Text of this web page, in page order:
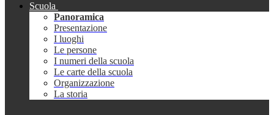
Scuola
Panoramica
Presentazione
I luoghi
Le persone
I numeri della scuola
Le carte della scuola
Organizzazione
La storia